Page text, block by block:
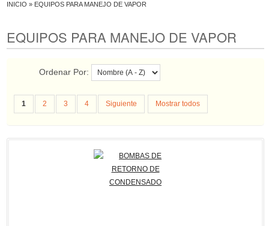
INICIO » EQUIPOS PARA MANEJO DE VAPOR
EQUIPOS PARA MANEJO DE VAPOR
Ordenar Por:
1 2 3 4 Siguiente Mostrar todos